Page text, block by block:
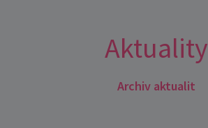
Aktuality
Archiv aktualit